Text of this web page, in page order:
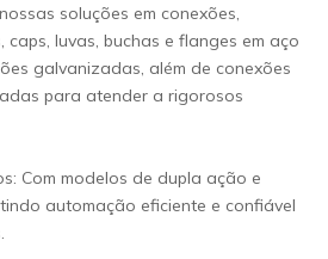
soluções em conexões,
caps, luvas, buchas e flanges em aço
galvanizadas, além de conexões
para atender a rigorosos
Com modelos de dupla ação e
automação eficiente e confiável